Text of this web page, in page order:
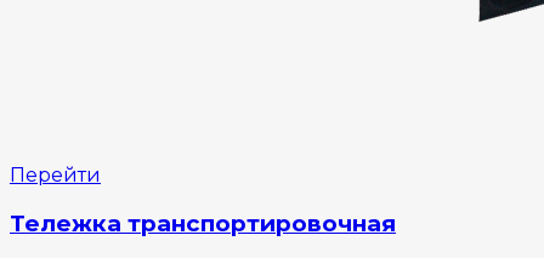
Перейти
Тележка транспортировочная